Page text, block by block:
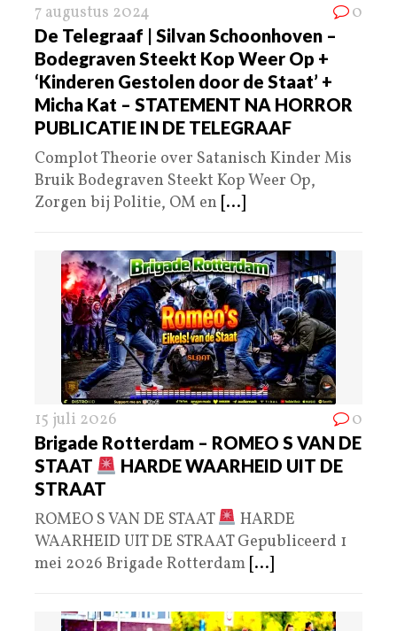
7 augustus 2024 0
De Telegraaf | Silvan Schoonhoven –
Bodegraven Steekt Kop Weer Op +
‘Kinderen Gestolen door de Staat’ +
Micha Kat – STATEMENT NA HORROR
PUBLICATIE IN DE TELEGRAAF
Complot Theorie over Satanisch Kinder Mis
Bruik Bodegraven Steekt Kop Weer Op,
Zorgen bij Politie, OM en [...]
15 juli 2026 0
Brigade Rotterdam – ROMEO S VAN DE
STAAT
HARDE WAARHEID UIT DE
STRAAT
ROMEO S VAN DE STAAT
HARDE
WAARHEID UIT DE STRAAT Gepubliceerd 1
mei 2026 Brigade Rotterdam [...]